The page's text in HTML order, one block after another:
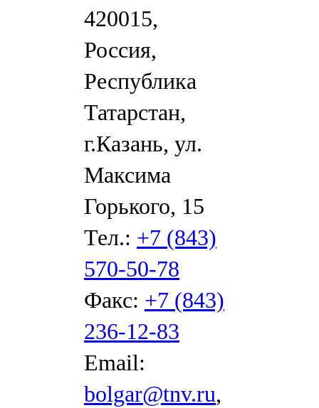
420015,
Россия,
Республика
Татарстан,
г.Казань, ул.
Максима
Горького, 15
Тел.: +7 (843)
570-50-78
Факс: +7 (843)
236-12-83
Email:
bolgar@tnv.ru,